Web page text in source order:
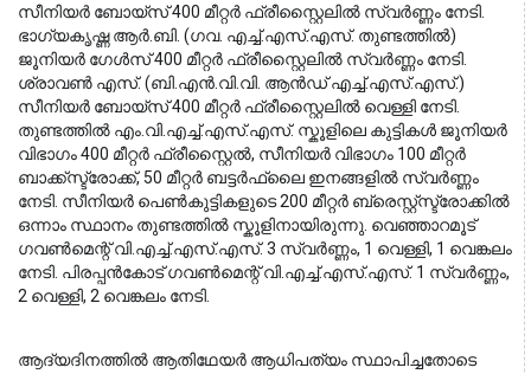
സീനിയർ ബോയ്സ് 400 മീറ്റർ ഫ്രീസ്റ്റൈലിൽ സ്വർണ്ണം നേടി.
ഭാഗ്യകൃഷ്ണ ആർ.ബി. (ഗവ. എച്ച്.എസ്.എസ്. തുണ്ടത്തിൽ)
ജൂനിയർ ഗേൾസ് 400 മീറ്റർ ഫ്രീസ്റ്റൈലിൽ സ്വർണ്ണം നേടി.
ശ്രാവൺ എസ്. (ബി.എൻ.വി.വി. ആൻഡ് എച്ച്.എസ്.എസ്.)
സീനിയർ ബോയ്സ് 400 മീറ്റർ ഫ്രീസ്റ്റൈലിൽ വെള്ളി നേടി.
തുണ്ടത്തിൽ എം.വി.എച്ച്.എസ്.എസ്. സ്കൂളിലെ കുട്ടികൾ ജൂനിയർ
വിഭാഗം 400 മീറ്റർ ഫ്രീസ്റ്റൈൽ, സീനിയർ വിഭാഗം 100 മീറ്റർ
ബാക്ക്സ്ട്രോക്ക്, 50 മീറ്റർ ബട്ടർഫ്ലൈ ഇനങ്ങളിൽ സ്വർണ്ണം
നേടി. സീനിയർ പെൺകുട്ടികളുടെ 200 മീറ്റർ ബ്രെസ്റ്റ്സ്ട്രോക്കിൽ
ഒന്നാം സ്ഥാനം തുണ്ടത്തിൽ സ്കൂളിനായിരുന്നു. വെഞ്ഞാറമൂട്
ഗവൺമെന്റ് വി.എച്ച്.എസ്.എസ്. 3 സ്വർണ്ണം, 1 വെള്ളി, 1 വെങ്കലം
നേടി. പിരപ്പൻകോട് ഗവൺമെന്റ് വി.എച്ച്.എസ്.എസ്. 1 സ്വർണ്ണം,
2 വെള്ളി, 2 വെങ്കലം നേടി.
ആദ്യദിനത്തിൽ ആതിഥേയർ ആധിപത്യം സ്ഥാപിച്ചതോടെ